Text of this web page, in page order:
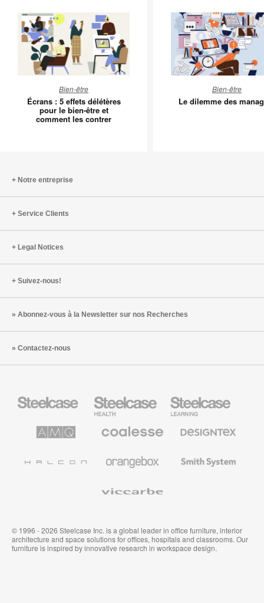
:
5
effets
les
Bien-être
Écrans : 5 effets délétères
pour le bien-être et
comment les contrer
dilemme
des
Bien-être
Le dilemme des
Notre entreprise
Service Clients
Legal Notices
Suivez-nous!
Abonnez-vous à la Newsletter sur nos Recherches
Contactez-nous
Health
Mobilier
pour
secteur
Solutions
Mobilier
Premium
Textiles
Muraux
System
© 1996 - 2026 Steelcase Inc. is a global leader in office furniture, interior
architecture and space solutions for offices, hospitals and classrooms. Our
furniture is inspired by innovative research in workspace design.